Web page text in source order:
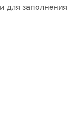
для заполнения